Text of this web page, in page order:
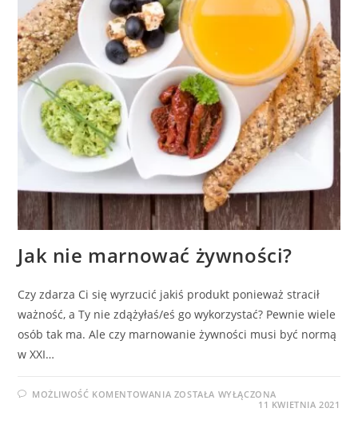
Jak nie marnować żywności?
Czy zdarza Ci się wyrzucić jakiś produkt ponieważ stracił
ważność, a Ty nie zdążyłaś/eś go wykorzystać? Pewnie wiele
osób tak ma. Ale czy marnowanie żywności musi być normą
w XXI…
MOŻLIWOŚĆ KOMENTOWANIA JAK
ZOSTAŁA WYŁĄCZONA
11 KWIETNIA 2021